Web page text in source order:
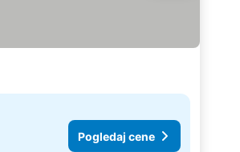
Pogledaj cene